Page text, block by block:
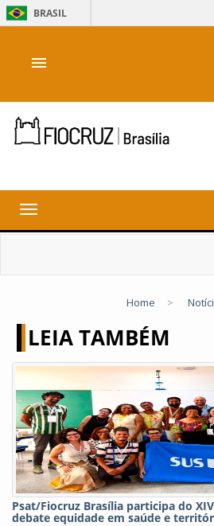
BRASIL
menu
Toggle
navigation
Home >
LEIA TAMBÉM
Psat/Fiocruz Brasília participa do XIV
debate equidade em saúde e